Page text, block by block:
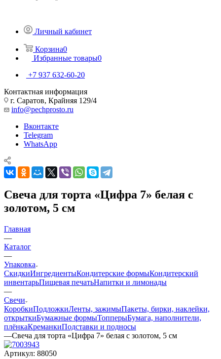
Личный кабинет
Избранные товары
+7 937 632-60-20
Контактная информация
info@pechprosto.ru
Вконтакте
Свеча для торта «Цифра 7» белая с
золотом, 5 см
Главная
—
Каталог
—
Упаковка
Скидки
инвентарь
—
Свечи
КоробкиПодложкиЛенты, зажимыПакеты, бирки, наклейки,
открыткиБумажные формыТопперыБумага, наполнители,
плёнкаКреманки
—Свеча для торта «Цифра 7» белая с золотом, 5 см